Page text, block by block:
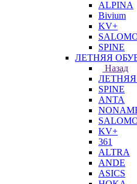
ALPINA
Bivium
KV+
SPINE
ЛЕТНЯЯ
Назад
SPINE
ANTA
KV+
361
ALTRA
ANDE
ASICS